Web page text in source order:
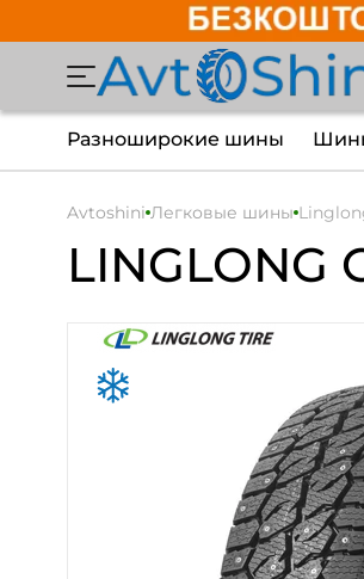
Разноширокие шины
Avtoshini Легковые шины
LINGLONG